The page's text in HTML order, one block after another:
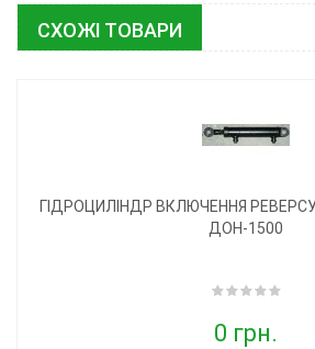
СХОЖІ ТОВАРИ
ГІДРОЦИЛІНДР ВКЛЮЧЕННЯ
ДОН-1500
0 грн.